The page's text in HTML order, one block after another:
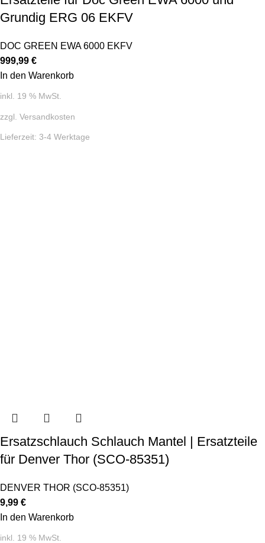
Grundig ERG 06 EKFV
DOC GREEN EWA 6000 EKFV
999,99 €
In den Warenkorb
inkl. 19 % MwSt.
zzgl. Versandkosten
Lieferzeit: 3-4 Werktage
Ersatzschlauch Schlauch Mantel | Ersatzteile
für Denver Thor (SCO-85351)
DENVER THOR (SCO-85351)
9,99 €
In den Warenkorb
inkl. 19 % MwSt.